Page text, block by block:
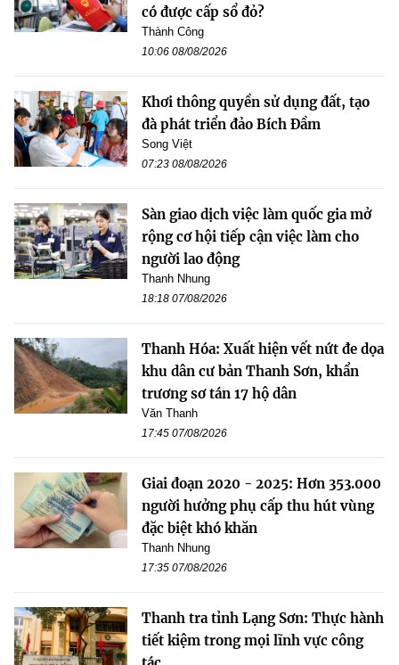
có được cấp sổ đỏ?
Thành Công
10:06 08/08/2026
Khơi thông quyền sử dụng đất, tạo
đà phát triển đảo Bích Đầm
Song Việt
07:23 08/08/2026
Sàn giao dịch việc làm quốc gia mở
rộng cơ hội tiếp cận việc làm cho
người lao động
Thanh Nhung
18:18 07/08/2026
Thanh Hóa: Xuất hiện vết nứt đe dọa
khu dân cư bản Thanh Sơn, khẩn
trương sơ tán 17 hộ dân
Văn Thanh
17:45 07/08/2026
Giai đoạn 2020 - 2025: Hơn 353.000
người hưởng phụ cấp thu hút vùng
đặc biệt khó khăn
Thanh Nhung
17:35 07/08/2026
Thanh tra tỉnh Lạng Sơn: Thực hành
tiết kiệm trong mọi lĩnh vực công